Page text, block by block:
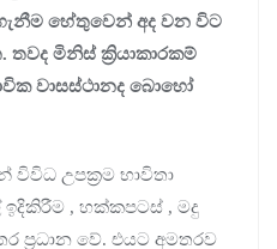
හේතුවෙන් අද වන විට
තවද මිනිස් ක්‍රියාකාරකම්
වාසස්ථානද බොහෝ
විවිධ උපක්‍රම භාවිතා
ඉදිකිරීම , හක්කපටස් , මදු
ප්‍රධාන වේ. එයට අමතරව